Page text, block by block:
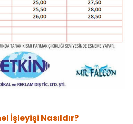
İşleyişi Nasıldır?